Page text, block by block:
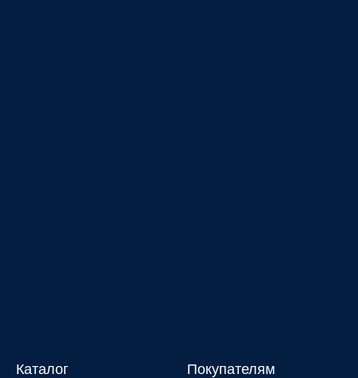
Каталог Покупателям